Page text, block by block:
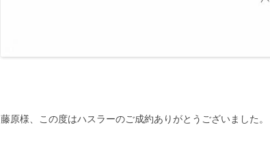
藤原様、この度はハスラーのご成約ありがとうございました。